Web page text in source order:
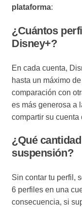
plataforma:
¿Cuántos
Disney+?
En cada cuenta,
hasta un máximo
comparación con
es más generosa a
compartir su cuenta
¿Qué
suspensión?
Sin contar tu perfil,
6 perfiles en una
consecuencia, si